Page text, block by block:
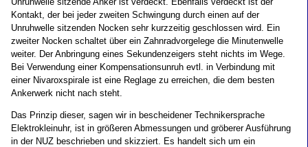
Kontakt, der bei jeder zweiten Schwingung durch einen auf der
Unruhwelle sitzenden Nocken sehr kurzzeitig geschlossen wird. Ein
zweiter Nocken schaltet über ein Zahnradvorgelege die Minutenwelle
weiter. Der Anbringung eines Sekundenzeigers steht nichts im Wege.
Bei Verwendung einer Kompensationsunruh evtl. in Verbindung mit
einer Nivaroxspirale ist eine Reglage zu erreichen, die dem besten
Ankerwerk nicht nach steht.
Das Prinzip dieser, sagen wir in bescheidener Technikersprache
Elektrokleinuhr, ist in größeren Abmessungen und gröberer Ausführung
in der NUZ beschrieben und skizziert. Es handelt sich um ein